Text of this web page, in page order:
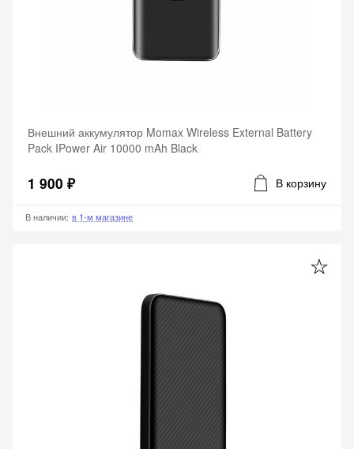
Внешний аккумулятор Momax Wireless External Battery
Pack IPower Air 10000 mAh Black
1 900 ₽ В корзину
В наличии: в 1-м магазине